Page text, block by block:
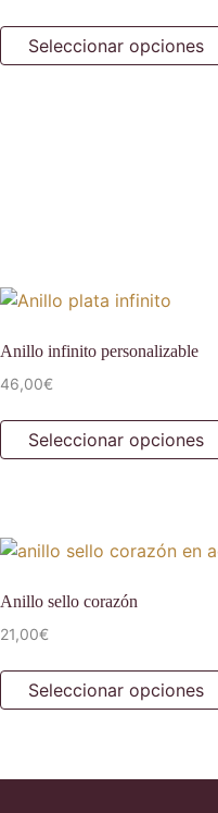
Seleccionar opciones
Anillo infinito personalizable
46,00€
Seleccionar opciones
Anillo sello corazón
21,00€
Seleccionar opciones